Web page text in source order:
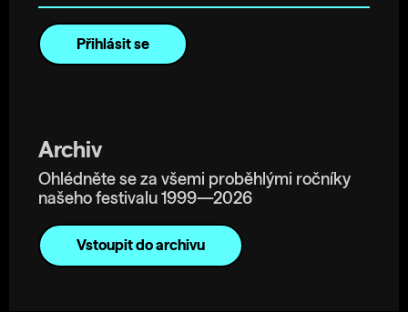
Archiv
Ohlédněte se za všemi proběhlými ročníky
našeho festivalu 1999—2026
Vstoupit do archivu